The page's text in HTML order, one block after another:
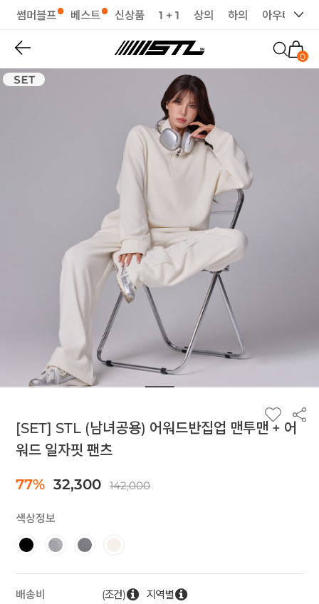
썸머블프 베스트 신상품 1 + 1 상의 하의 아우터
0
[SET] STL (남녀공용) 어워드반집업 맨투맨 + 어
워드 일자핏 팬츠
77% 32,300 142,000
색상정보
배송비 (조건) 지역별